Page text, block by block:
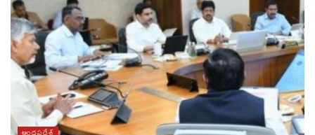
ఆంధ్రప్రదేశ్